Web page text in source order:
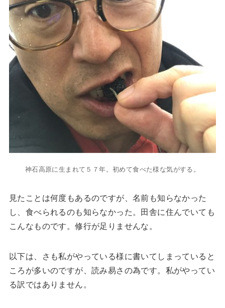
神石高原に生まれて５７年。初めて食べた様な気がする。
見たことは何度もあるのですが、名前も知らなかった
し、食べられるのも知らなかった。田舎に住んでいても
こんなものです。修行が足りませんな。
以下は、さも私がやっている様に書いてしまっていると
ころが多いのですが、読み易さの為です。私がやってい
る訳ではありません。